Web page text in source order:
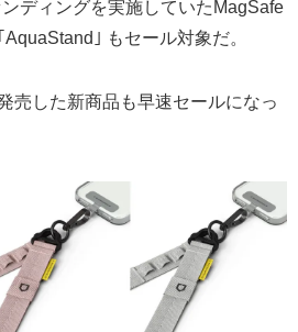
ディングを実施していたMagSafe
｣ もセール対象だ。
売した新商品も早速セールになっ